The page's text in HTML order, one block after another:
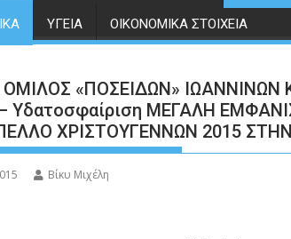
ΥΓΕΊΑ ΟΙΚΟΝΟΜΙΚΆ ΣΤΟΙΧΕΊΑ
«ΠΟΣΕΙΔΩΝ» ΙΩΑΝΝΙΝΩΝ
Υδατοσφαίριση ΜΕΓΑΛΗ
ΧΡΙΣΤΟΥΓΕΝΝΩΝ 2015
Βίκυ Μιχέλη